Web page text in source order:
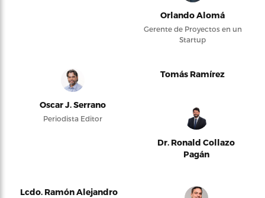
Orlando Alomá
Gerente de Proyectos en un
Startup
Oscar J. Serrano
Periodista Editor
Tomás Ramírez
Dr. Ronald Collazo
Pagán
Lcdo. Ramón Alejandro